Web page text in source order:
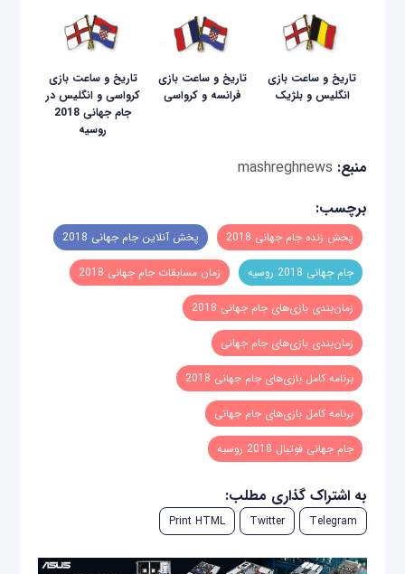
تاریخ و ساعت بازی
انگلیس و بلژیک
تاریخ و ساعت بازی
فرانسه و کرواسی
تاریخ و ساعت بازی
کرواسی و انگلیس در
جام جهانی 2018
روسیه
منبع: mashreghnews
برچسب:
پخش زنده جام جهانی 2018 پخش آنلاین جام جهانی 2018
جام جهانی 2018 روسیه زمان مسابقات جام جهانی 2018
زمان‌بندی بازی‌های جام جهانی 2018
زمان‌بندی بازی‌های جام جهانی
برنامه کامل بازی‌های جام جهانی 2018
برنامه کامل بازی‌های جام جهانی
جام جهانی فوتبال 2018 روسیه
به اشتراک گذاری مطلب:
Telegram
Twitter
Print HTML